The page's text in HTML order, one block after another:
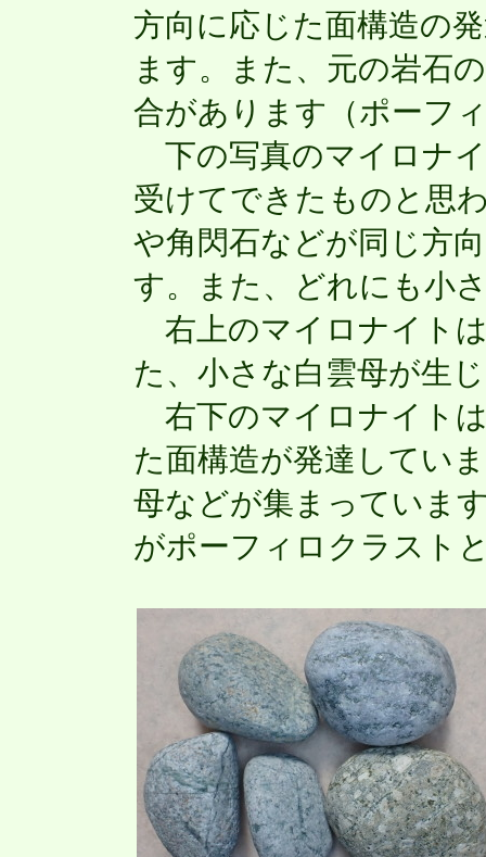
方向に応じた面構造の
ます。また、元の岩石
合があります（ポーフ
下の写真のマイロナ
受けてできたものと思
や角閃石などが同じ方
す。また、どれにも小
右上のマイロナイト
た、小さな白雲母が生
右下のマイロナイト
た面構造が発達してい
母などが集まっていま
がポーフィロクラスト